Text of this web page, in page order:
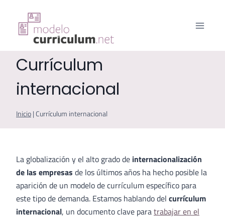
contenido
Currículum
internacional
Inicio | Currículum internacional
La globalización y el alto grado de internacionalización
de las empresas de los últimos años ha hecho posible la
aparición de un modelo de currículum específico para
este tipo de demanda. Estamos hablando del currículum
internacional, un documento clave paratrabajar en el